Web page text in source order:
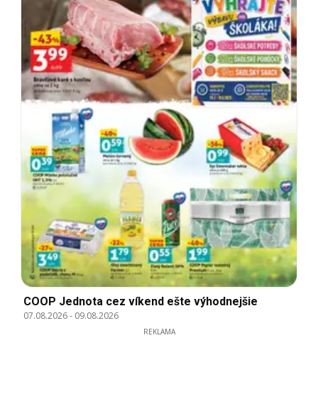
COOP Jednota cez víkend ešte výhodnejšie
07.08.2026- 09.08.2026
REKLAMA